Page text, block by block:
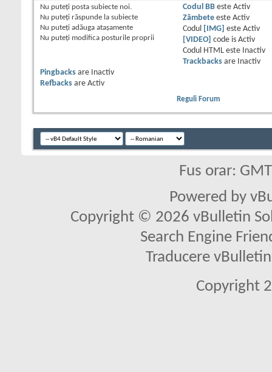
Nu puteţi posta subiecte noi.
Nu puteţi răspunde la subiecte
Nu puteţi adăuga ataşamente
Nu puteţi modifica posturile proprii
Codul BBeste Activ
Zâmbeteeste Activ
Codul
[IMG] este Activ
[VIDEO]
code is Activ
Codul HTML este
Inactiv
Trackbacksare
Inactiv
Pingbacks are
Inactiv
Refbacks are Activ
Reguli Forum
Fus orar:
Powered by
Copyright © 2026 vBulletin
Search Engine
Traducere
Copyright